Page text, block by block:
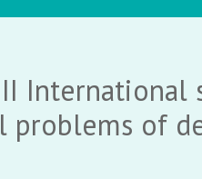
International
problems of